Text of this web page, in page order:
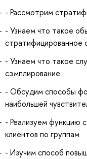
- Рассмотрим
- Узнаем что такое
стратифицированное
- Узнаем что такое
сэмплирование
- Обсудим способы
наибольшей
- Реализуем функцию
клиентов по группам
- Изучим способ